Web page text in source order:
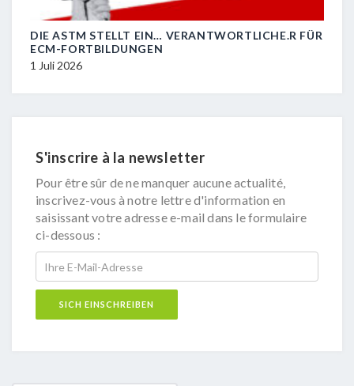
DIE ASTM STELLT EIN… VERANTWORTLICHE.R FÜR
ECM-FORTBILDUNGEN
1 Juli 2026
S'inscrire à la newsletter
Pour être sûr de ne manquer aucune actualité,
inscrivez-vous à notre lettre d'information en
saisissant votre adresse e-mail dans le formulaire
ci-dessous :